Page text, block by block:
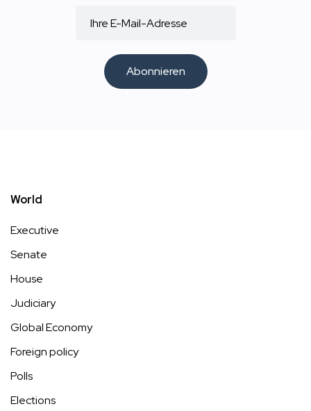
Abonnieren
World
Executive
Senate
House
Judiciary
Global Economy
Foreign policy
Polls
Elections